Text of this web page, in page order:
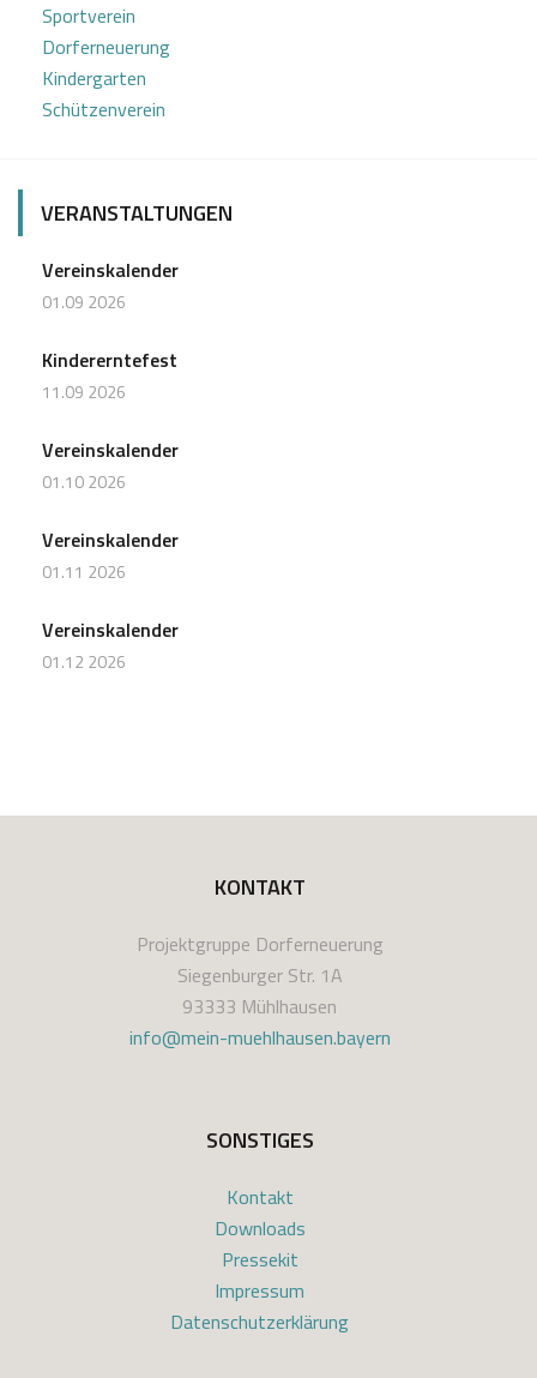
Sportverein
Dorferneuerung
Kindergarten
Schützenverein
VERANSTALTUNGEN
Vereinskalender
01.09 2026
Kindererntefest
11.09 2026
Vereinskalender
01.10 2026
Vereinskalender
01.11 2026
Vereinskalender
01.12 2026
KONTAKT
Projektgruppe Dorferneuerung
Siegenburger Str. 1A
93333 Mühlhausen
info@mein-muehlhausen.bayern
SONSTIGES
Kontakt
Downloads
Pressekit
Impressum
Datenschutzerklärung